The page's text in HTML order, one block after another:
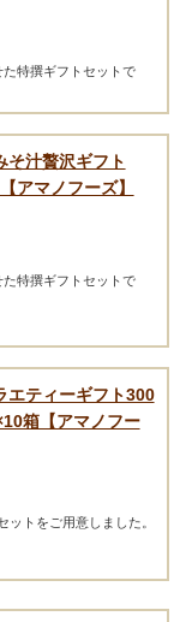
特撰ギフトセットで
そ汁贅沢ギフト
アマノフーズ】
特撰ギフトセットで
エティーギフト300
箱【アマノフー
トをご用意しました。